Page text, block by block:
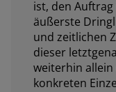
ist, den
äußerste
und zeitlichen
dieser
weiterhin
konkreten